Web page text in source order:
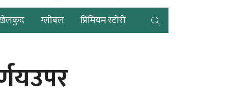
ग्लोबल प्रिमियम स्टोरी